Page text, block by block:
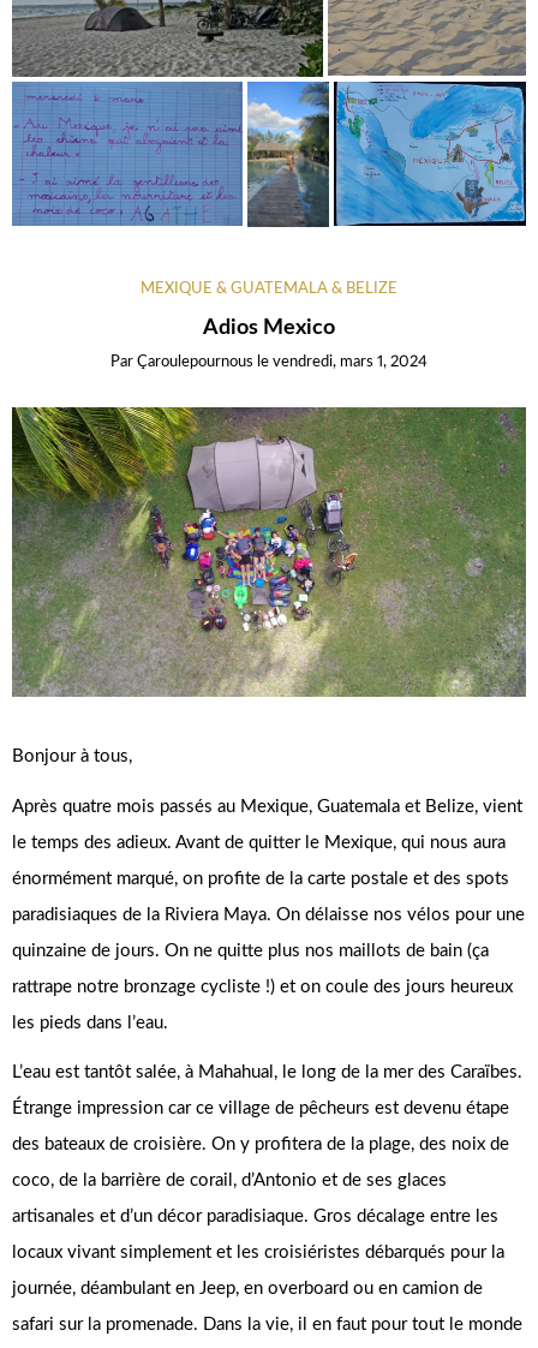
MEXIQUE & GUATEMALA & BELIZE
Adios Mexico
Par Çaroulepournous le vendredi, mars 1, 2024
Bonjour à tous,
Après quatre mois passés au Mexique, Guatemala et Belize, vient
le temps des adieux. Avant de quitter le Mexique, qui nous aura
énormément marqué, on profite de la carte postale et des spots
paradisiaques de la Riviera Maya. On délaisse nos vélos pour une
quinzaine de jours. On ne quitte plus nos maillots de bain (ça
rattrape notre bronzage cycliste !) et on coule des jours heureux
les pieds dans l’eau.
L’eau est tantôt salée, à Mahahual, le long de la mer des Caraïbes.
Étrange impression car ce village de pêcheurs est devenu étape
des bateaux de croisière. On y profitera de la plage, des noix de
coco, de la barrière de corail, d’Antonio et de ses glaces
artisanales et d’un décor paradisiaque. Gros décalage entre les
locaux vivant simplement et les croisiéristes débarqués pour la
journée, déambulant en Jeep, en overboard ou en camion de
safari sur la promenade. Dans la vie, il en faut pour tout le monde